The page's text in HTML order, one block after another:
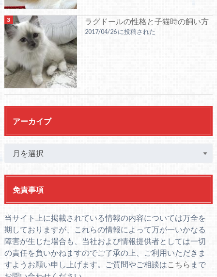
ラグドールの性格と子猫時の飼い方
2017/04/26 に投稿された
アーカイブ
免責事項
当サイト上に掲載されている情報の内容については万全を
期しておりますが、これらの情報によって万が一いかなる
障害が生じた場合も、当社および情報提供者としては一切
の責任を負いかねますのでご了承の上、ご利用いただきま
すようお願い申し上げます。ご質問やご相談はこちら まで